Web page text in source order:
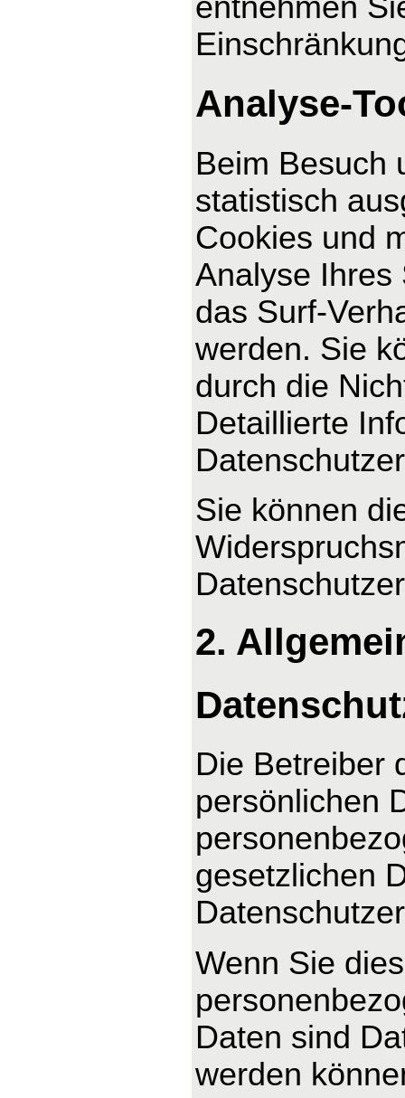
entnehmen
Analyse-
Beim Besuch
statistisch
Cookies und
Analyse Ihres
das Surf-
werden. Sie
durch die
Detaillierte
Sie können
2.
Die Betreiber
persönlichen
gesetzlichen
Wenn Sie
Daten sind
werden